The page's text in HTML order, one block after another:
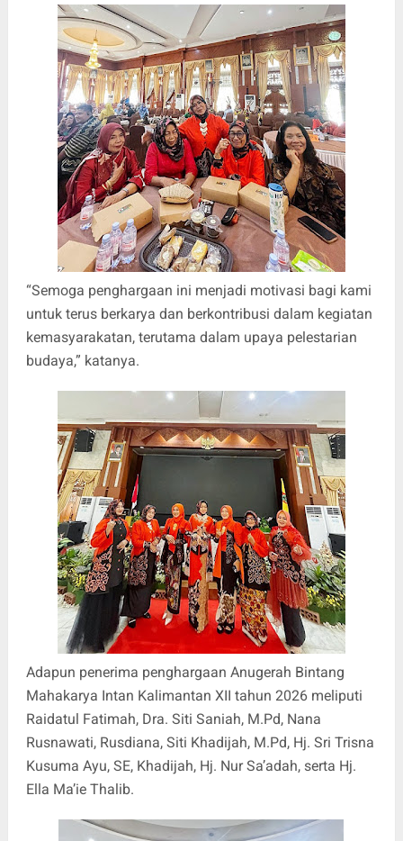
“Semoga penghargaan ini menjadi motivasi bagi kami
untuk terus berkarya dan berkontribusi dalam kegiatan
kemasyarakatan, terutama dalam upaya pelestarian
budaya,” katanya.
Adapun penerima penghargaan Anugerah Bintang
Mahakarya Intan Kalimantan XII tahun 2026 meliputi
Raidatul Fatimah, Dra. Siti Saniah, M.Pd, Nana
Rusnawati, Rusdiana, Siti Khadijah, M.Pd, Hj. Sri Trisna
Kusuma Ayu, SE, Khadijah, Hj. Nur Sa’adah, serta Hj.
Ella Ma’ie Thalib.